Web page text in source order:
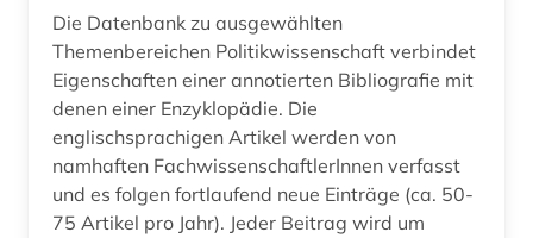
biblische archäologie (1)
bildarchiv (1)
bilddatenbank (2)
bildnismalerei (1)
bildstock (1)
Die Datenbank zu ausgewählten
Themenbereichen Politikwissenschaft verbindet
Eigenschaften einer annotierten Bibliografie mit
denen einer Enzyklopädie. Die
englischsprachigen Artikel werden von
namhaften FachwissenschaftlerInnen verfasst
und es folgen fortlaufend neue Einträge (ca. 50-
75 Artikel pro Jahr). Jeder Beitrag wird um